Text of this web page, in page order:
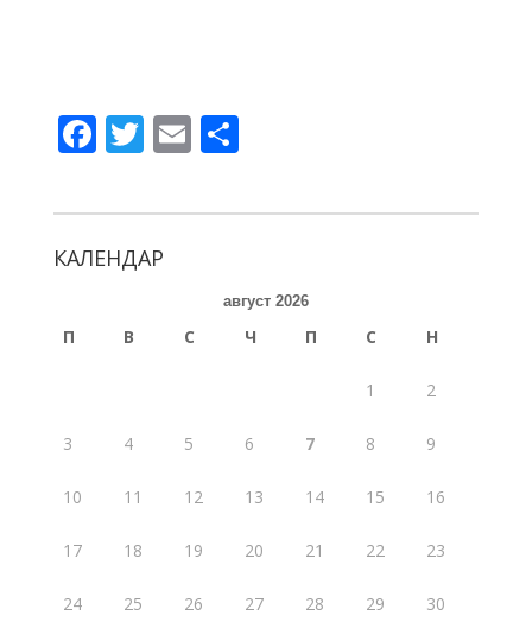
F
e
b
T
itt
er
E
ai
S
ar
КАЛЕНДАР
август 2026
П В С Ч П С Н
1 2
3 4 5 6 7 8 9
10 11 12 13 14 15 16
17 18 19 20 21 22 23
24 25 26 27 28 29 30